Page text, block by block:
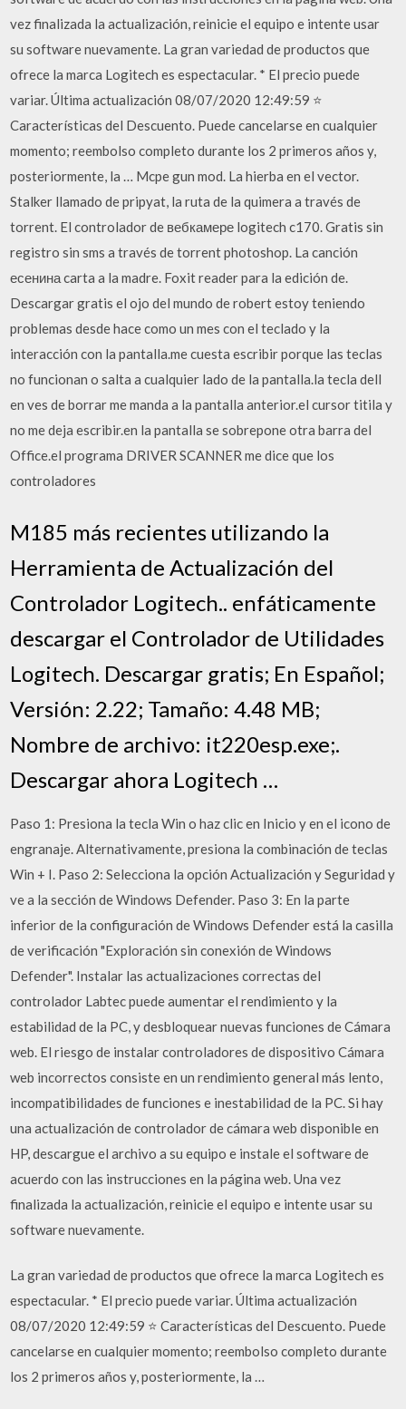
vez finalizada la actualización, reinicie el equipo e intente usar
su software nuevamente. La gran variedad de productos que
ofrece la marca Logitech es espectacular. * El precio puede
variar. Última actualización 08/07/2020 12:49:59 ⭐
Características del Descuento. Puede cancelarse en cualquier
momento; reembolso completo durante los 2 primeros años y,
posteriormente, la … Mcpe gun mod. La hierba en el vector.
Stalker llamado de pripyat, la ruta de la quimera a través de
torrent. El controlador de вебкамере logitech c170. Gratis sin
registro sin sms a través de torrent photoshop. La canción
есенина carta a la madre. Foxit reader para la edición de.
Descargar gratis el ojo del mundo de robert estoy teniendo
problemas desde hace como un mes con el teclado y la
interacción con la pantalla.me cuesta escribir porque las teclas
no funcionan o salta a cualquier lado de la pantalla.la tecla dell
en ves de borrar me manda a la pantalla anterior.el cursor titila y
no me deja escribir.en la pantalla se sobrepone otra barra del
Office.el programa DRIVER SCANNER me dice que los
controladores
M185 más recientes utilizando la
Herramienta de Actualización del
Controlador Logitech.. enfáticamente
descargar el Controlador de Utilidades
Logitech. Descargar gratis; En Español;
Versión: 2.22; Tamaño: 4.48 MB;
Nombre de archivo: it220esp.exe;.
Descargar ahora Logitech …
Paso 1: Presiona la tecla Win o haz clic en Inicio y en el icono de
engranaje. Alternativamente, presiona la combinación de teclas
Win + I. Paso 2: Selecciona la opción Actualización y Seguridad y
ve a la sección de Windows Defender. Paso 3: En la parte
inferior de la configuración de Windows Defender está la casilla
de verificación "Exploración sin conexión de Windows
Defender". Instalar las actualizaciones correctas del
controlador Labtec puede aumentar el rendimiento y la
estabilidad de la PC, y desbloquear nuevas funciones de Cámara
web. El riesgo de instalar controladores de dispositivo Cámara
web incorrectos consiste en un rendimiento general más lento,
incompatibilidades de funciones e inestabilidad de la PC. Si hay
una actualización de controlador de cámara web disponible en
HP, descargue el archivo a su equipo e instale el software de
acuerdo con las instrucciones en la página web. Una vez
finalizada la actualización, reinicie el equipo e intente usar su
software nuevamente.
La gran variedad de productos que ofrece la marca Logitech es
espectacular. * El precio puede variar. Última actualización
08/07/2020 12:49:59 ⭐ Características del Descuento. Puede
cancelarse en cualquier momento; reembolso completo durante
los 2 primeros años y, posteriormente, la …